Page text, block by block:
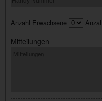
Anzahl Erwachsene
Mitteilungen